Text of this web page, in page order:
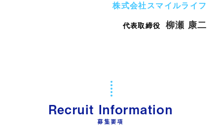
株式会社スマイルライフ
代表取締役 柳瀬 康二
Recruit Information
募集要項